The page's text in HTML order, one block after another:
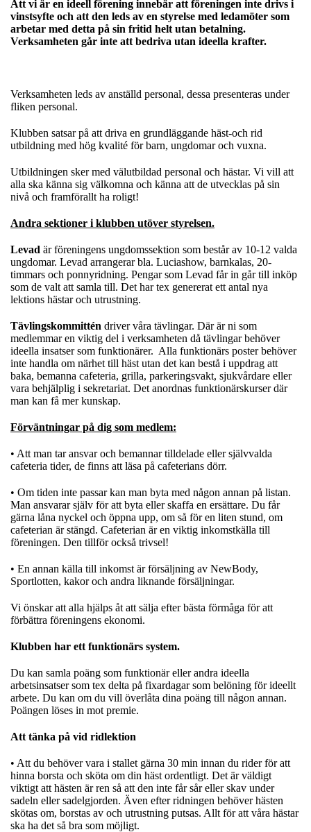
Att vi är en ideell förening innebär att föreningen inte drivs i
vinstsyfte och att den leds av en styrelse med ledamöter som
arbetar med detta på sin fritid helt utan betalning.
Verksamheten går inte att bedriva utan ideella krafter.
Verksamheten leds av anställd personal, dessa presenteras under
fliken personal.
Klubben satsar på att driva en grundläggande häst-och rid
utbildning med hög kvalité för barn, ungdomar och vuxna.
Utbildningen sker med välutbildad personal och hästar. Vi vill att
alla ska känna sig välkomna och känna att de utvecklas på sin
nivå och framförallt ha roligt!
Andra sektioner i klubben utöver styrelsen.
Levad är föreningens ungdomssektion som består av 10-12 valda
ungdomar. Levad arrangerar bla. Luciashow, barnkalas, 20-
timmars och ponnyridning. Pengar som Levad får in går till inköp
som de valt att samla till. Det har tex genererat ett antal nya
lektions hästar och utrustning.
Tävlingskommittén driver våra tävlingar. Där är ni som
medlemmar en viktig del i verksamheten då tävlingar behöver
ideella insatser som funktionärer. Alla funktionärs poster behöver
inte handla om närhet till häst utan det kan bestå i uppdrag att
baka, bemanna cafeteria, grilla, parkeringsvakt, sjukvårdare eller
vara behjälplig i sekretariat. Det anordnas funktionärskurser där
man kan få mer kunskap.
Förväntningar på dig som medlem:
• Att man tar ansvar och bemannar tilldelade eller självvalda
cafeteria tider, de finns att läsa på cafeterians dörr.
• Om tiden inte passar kan man byta med någon annan på listan.
Man ansvarar själv för att byta eller skaffa en ersättare. Du får
gärna låna nyckel och öppna upp, om så för en liten stund, om
cafeterian är stängd. Cafeterian är en viktig inkomstkälla till
föreningen. Den tillför också trivsel!
• En annan källa till inkomst är försäljning av NewBody,
Sportlotten, kakor och andra liknande försäljningar.
Vi önskar att alla hjälps åt att sälja efter bästa förmåga för att
förbättra föreningens ekonomi.
Klubben har ett funktionärs system.
Du kan samla poäng som funktionär eller andra ideella
arbetsinsatser som tex delta på fixardagar som belöning för ideellt
arbete. Du kan om du vill överlåta dina poäng till någon annan.
Poängen löses in mot premie.
Att tänka på vid ridlektion
• Att du behöver vara i stallet gärna 30 min innan du rider för att
hinna borsta och sköta om din häst ordentligt. Det är väldigt
viktigt att hästen är ren så att den inte får sår eller skav under
sadeln eller sadelgjorden. Även efter ridningen behöver hästen
skötas om, borstas av och utrustning putsas. Allt för att våra hästar
ska ha det så bra som möjligt.